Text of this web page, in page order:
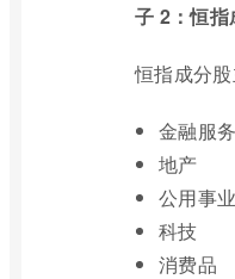
子 2：恒
恒指成分
金融服务
地产
公用事业
科技
消费品